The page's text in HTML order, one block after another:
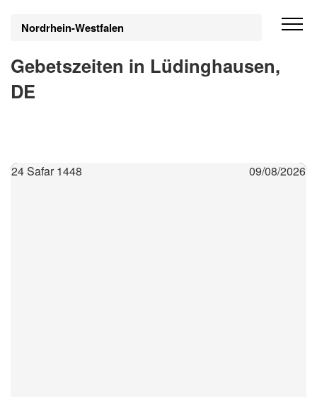
Nordrhein-Westfalen
Gebetszeiten in Lüdinghausen,
DE
24 Safar 1448 09/08/2026